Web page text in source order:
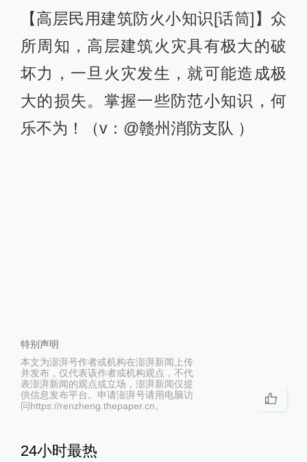
【高层民用建筑防火小知识[话筒]】众
所周知，高层建筑火灾具有极大的破
坏力，一旦火灾发生，就可能造成极
大的损失。掌握一些防范小知识，何
乐不为！（v：@赣州消防支队 ） ​
特别声明
本文为澎湃号作者或机构在澎湃新闻上传
并发布，仅代表该作者或机构观点，不代
表澎湃新闻的观点或立场，澎湃新闻仅提
供信息发布平台。申请澎湃号请用电脑访
问https://renzheng.thepaper.cn。
24小时最热